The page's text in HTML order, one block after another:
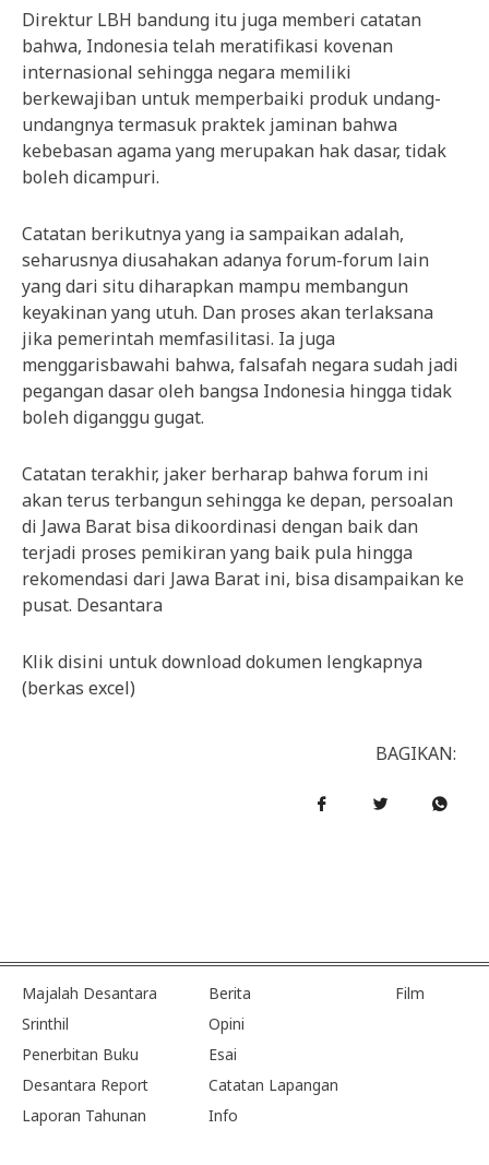
Direktur LBH bandung itu juga memberi catatan
bahwa, Indonesia telah meratifikasi kovenan
internasional sehingga negara memiliki
berkewajiban untuk memperbaiki produk undang-
undangnya termasuk praktek jaminan bahwa
kebebasan agama yang merupakan hak dasar, tidak
boleh dicampuri.
Catatan berikutnya yang ia sampaikan adalah,
seharusnya diusahakan adanya forum-forum lain
yang dari situ diharapkan mampu membangun
keyakinan yang utuh. Dan proses akan terlaksana
jika pemerintah memfasilitasi. Ia juga
menggarisbawahi bahwa, falsafah negara sudah jadi
pegangan dasar oleh bangsa Indonesia hingga tidak
boleh diganggu gugat.
Catatan terakhir, jaker berharap bahwa forum ini
akan terus terbangun sehingga ke depan, persoalan
di Jawa Barat bisa dikoordinasi dengan baik dan
terjadi proses pemikiran yang baik pula hingga
rekomendasi dari Jawa Barat ini, bisa disampaikan ke
pusat. Desantara
Klik disini untuk download dokumen lengkapnya
(berkas excel)
BAGIKAN:
Majalah Desantara
Srinthil
Penerbitan Buku
Desantara Report
Laporan Tahunan
Berita
Opini
Esai
Catatan Lapangan
Info
Film